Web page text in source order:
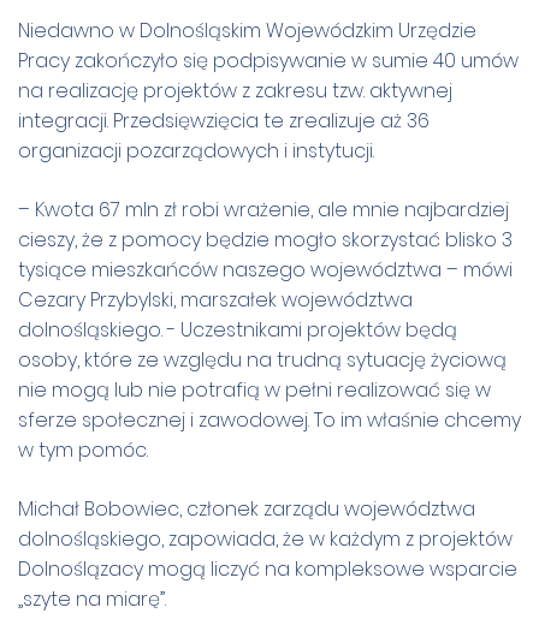
Niedawno w Dolnośląskim Wojewódzkim Urzędzie
Pracy zakończyło się podpisywanie w sumie 40 umów
na realizację projektów z zakresu tzw. aktywnej
integracji. Przedsięwzięcia te zrealizuje aż 36
organizacji pozarządowych i instytucji.
– Kwota 67 mln zł robi wrażenie, ale mnie najbardziej
cieszy, że z pomocy będzie mogło skorzystać blisko 3
tysiące mieszkańców naszego województwa – mówi
Cezary Przybylski, marszałek województwa
dolnośląskiego. - Uczestnikami projektów będą
osoby, które ze względu na trudną sytuację życiową
nie mogą lub nie potrafią w pełni realizować się w
sferze społecznej i zawodowej. To im właśnie chcemy
w tym pomóc.
Michał Bobowiec, członek zarządu województwa
dolnośląskiego, zapowiada, że w każdym z projektów
Dolnoślązacy mogą liczyć na kompleksowe wsparcie
„szyte na miarę”.